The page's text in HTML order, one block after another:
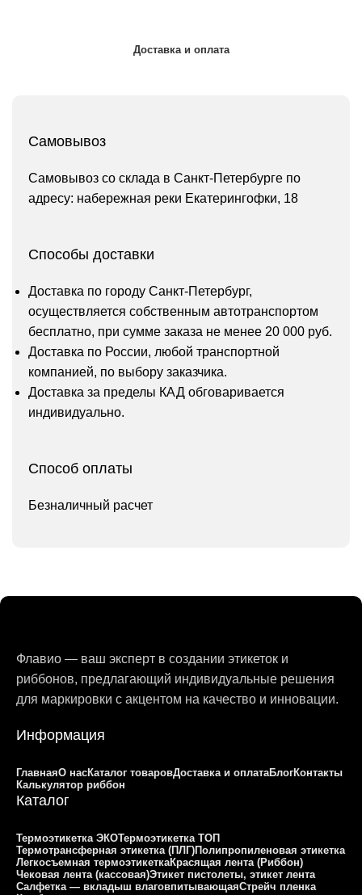
Доставка и оплата
Самовывоз
Самовывоз со склада в Санкт-Петербурге по
адресу: набережная реки Екатерингофки, 18
Способы доставки
Доставка по городу Санкт-Петербург,
осуществляется собственным автотранспортом
бесплатно, при сумме заказа не менее 20 000 руб.
Доставка по России, любой транспортной
компанией, по выбору заказчика.
Доставка за пределы КАД обговаривается
индивидуально.
Способ оплаты
Безналичный расчет
Флавио — ваш эксперт в создании этикеток и
риббонов, предлагающий индивидуальные решения
для маркировки с акцентом на качество и инновации.
Информация
ГлавнаяО насКаталог товаровДоставка и оплатаБлогКонтакты
Калькулятор риббон
Каталог
Термоэтикетка ЭКОТермоэтикетка ТОП
Термотрансферная этикетка (ПЛГ)Полипропиленовая этикетка
Легкосъемная термоэтикеткаКрасящая лента (Риббон)
Чековая лента (кассовая)Этикет пистолеты, этикет лента
Салфетка — вкладыш влаговпитывающаяСтрейч пленка